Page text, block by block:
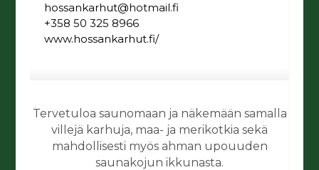
hossankarhut@hotmail.fi
+358 50 325 8966
www.hossankarhut.fi/
Tervetuloa saunomaan ja näkemään samalla
villejä karhuja, maa- ja merikotkia sekä
mahdollisesti myös ahman upouuden
saunakojun ikkunasta.